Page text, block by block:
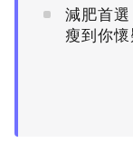
減肥首選
瘦到你懷